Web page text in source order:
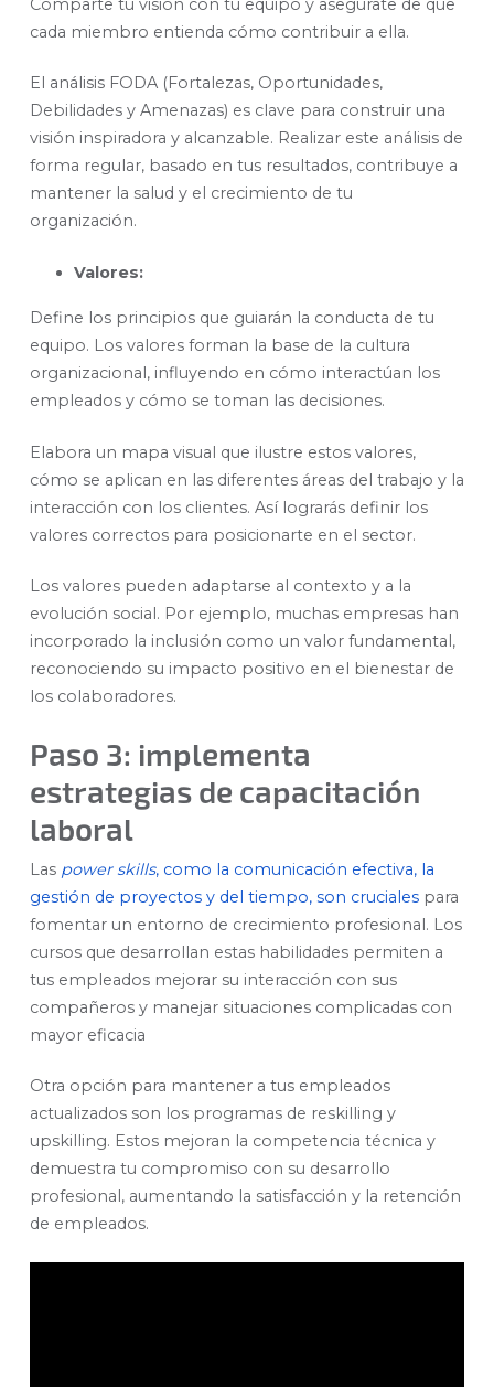
Comparte tu visión con tu equipo y asegúrate de que
cada miembro entienda cómo contribuir a ella.
El análisis FODA (Fortalezas, Oportunidades,
Debilidades y Amenazas) es clave para construir una
visión inspiradora y alcanzable. Realizar este análisis de
forma regular, basado en tus resultados, contribuye a
mantener la salud y el crecimiento de tu
organización.
Valores:
Define los principios que guiarán la conducta de tu
equipo. Los valores forman la base de la cultura
organizacional, influyendo en cómo interactúan los
empleados y cómo se toman las decisiones.
Elabora un mapa visual que ilustre estos valores,
cómo se aplican en las diferentes áreas del trabajo y la
interacción con los clientes. Así lograrás definir los
valores correctos para posicionarte en el sector.
Los valores pueden adaptarse al contexto y a la
evolución social. Por ejemplo, muchas empresas han
incorporado la inclusión como un valor fundamental,
reconociendo su impacto positivo en el bienestar de
los colaboradores.
Paso 3: implementa
estrategias de capacitación
laboral
Las power skills, como la comunicación efectiva, la
gestión de proyectos y del tiempo, son cruciales para
fomentar un entorno de crecimiento profesional. Los
cursos que desarrollan estas habilidades permiten a
tus empleados mejorar su interacción con sus
compañeros y manejar situaciones complicadas con
mayor eficacia
Otra opción para mantener a tus empleados
actualizados son los programas de reskilling y
upskilling. Estos mejoran la competencia técnica y
demuestra tu compromiso con su desarrollo
profesional, aumentando la satisfacción y la retención
de empleados.